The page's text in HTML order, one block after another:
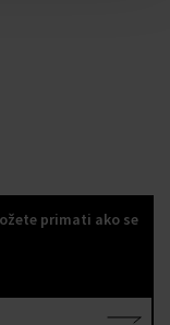
primati ako se